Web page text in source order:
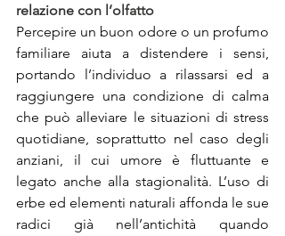
relazione con l’olfatto
Percepire un buon odore o un profumo
familiare aiuta a distendere i sensi,
portando l’individuo a rilassarsi ed a
raggiungere una condizione di calma
che può alleviare le situazioni di stress
quotidiane, soprattutto nel caso degli
anziani, il cui umore è fluttuante e
legato anche alla stagionalità. L’uso di
erbe ed elementi naturali affonda le sue
radici già nell’antichità quando